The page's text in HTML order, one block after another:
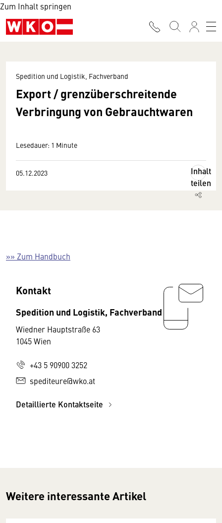
Zum Inhalt springen
Spedition und Logistik, Fachverband
Export / grenzüberschreitende
Verbringung von Gebrauchtwaren
Lesedauer: 1 Minute
05.12.2023
Inhalt
teilen
»» Zum Handbuch
Kontakt
Spedition und Logistik, Fachverband
Wiedner Hauptstraße 63
1045 Wien
+43 5 90900 3252
spediteure@wko.at
Detaillierte Kontaktseite
Weitere interessante Artikel